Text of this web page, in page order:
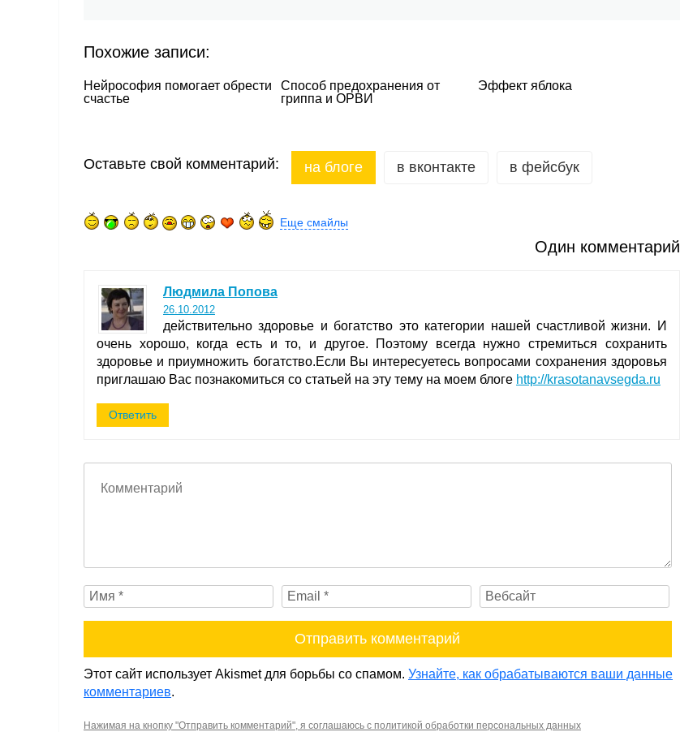
Похожие записи:
Нейрософия помогает обрести
счастье
Cпособ предохранения от
гриппа и ОРВИ
Эффект яблока
Оставьте свой комментарий: на блоге в вконтакте в фейсбук
Еще смайлы
Один комментарий
Людмила Попова
26.10.2012
действительно здоровье и богатство это категории нашей счастливой жизни. И
очень хорошо, когда есть и то, и другое. Поэтому всегда нужно стремиться сохранить
здоровье и приумножить богатство.Если Вы интересуетесь вопросами сохранения здоровья
приглашаю Вас познакомиться со статьей на эту тему на моем блоге http://krasotanavsegda.ru
Ответить
Этот сайт использует Akismet для борьбы со спамом. Узнайте, как обрабатываются ваши данные
комментариев.
Нажимая на кнопку "Отправить комментарий", я соглашаюсь с политикой обработки персональных данных